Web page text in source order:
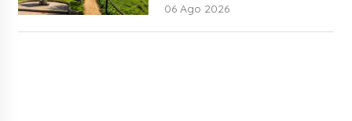
06 Ago 2026